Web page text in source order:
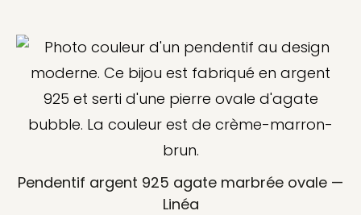
sur
page
du
Pendentif argent 925 agate marbrée ovale —
Linéa